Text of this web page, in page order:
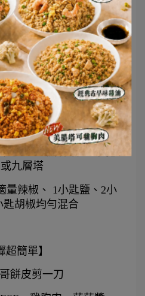
莎醬
CHEESE 適量
菜 適量
哥餅皮
醬製作】
蔥、4~5瓣蒜頭、1小把
九層塔
量辣椒、 1小匙鹽、2小
匙胡椒均勻混合
超簡單】
餅皮剪一刀